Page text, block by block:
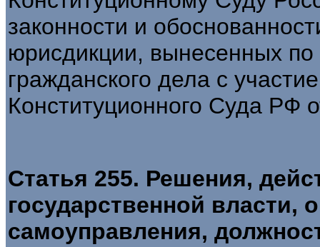
законности и
юрисдикции, вынесенных по
гражданского дела с
Конституционного Суда РФ
Статья 255. Решения,
государственной власти,
самоуправления,